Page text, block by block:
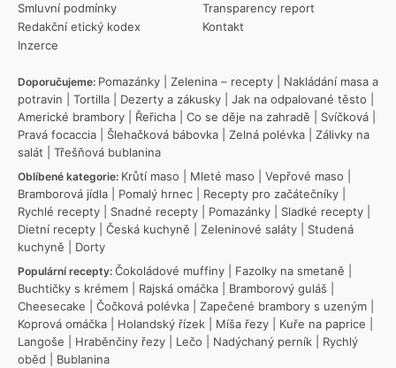
Smluvní podmínky
Redakční etický kodex
Inzerce
Transparency report
Kontakt
Doporučujeme: Pomazánky Zelenina – recepty
Nakládání masa a
potravin
Tortilla Dezerty a zákusky Jak na odpalované těsto
Americké brambory
Řeřicha Co se děje na zahradě Svíčková
Pravá focaccia
Šlehačková bábovka Zelná polévka
Zálivky na
salát
Třešňová bublanina
Oblíbené kategorie: Krůtí maso Mleté maso Vepřové maso
Bramborová jídla
Pomalý hrnec Recepty pro začátečníky
Rychlé recepty
Snadné recepty Pomazánky Sladké recepty
Dietní recepty
Česká kuchyně Zeleninové saláty
Studená
kuchyně
Dorty
Populární recepty: Čokoládové muffiny Fazolky na smetaně
Buchtičky s krémem
Rajská omáčka Bramborový guláš
Cheesecake
Čočková polévka Zapečené brambory s uzeným
Koprová omáčka
Holandský řízek Míša řezy Kuře na paprice
Langoše
Hraběnčiny řezy Lečo Nadýchaný perník
Rychlý
oběd
Bublanina